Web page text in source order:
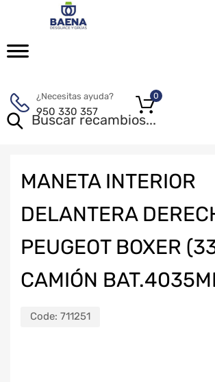
¿Necesitas ayuda?
950 330 357
0
MANETA INTERIOR
DELANTERA
PEUGEOT BOXER
CAMIÓN
Code: 711251